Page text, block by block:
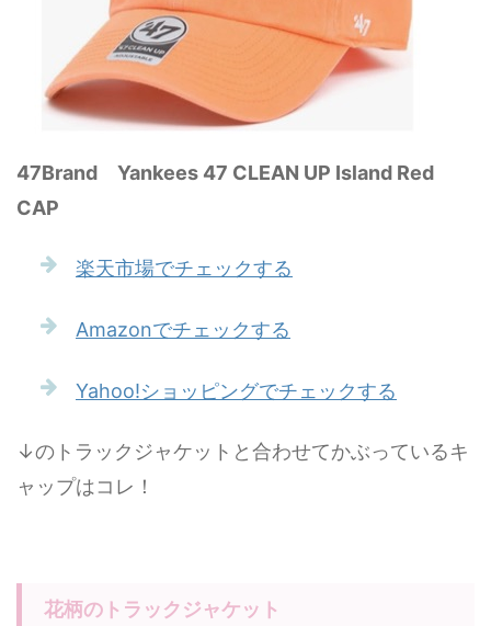
47Brand Yankees 47 CLEAN UP Island Red
CAP
楽天市場でチェックする
Amazonでチェックする
Yahoo!ショッピングでチェックする
↓のトラックジャケットと合わせてかぶっているキ
ャップはコレ！
花柄のトラックジャケット